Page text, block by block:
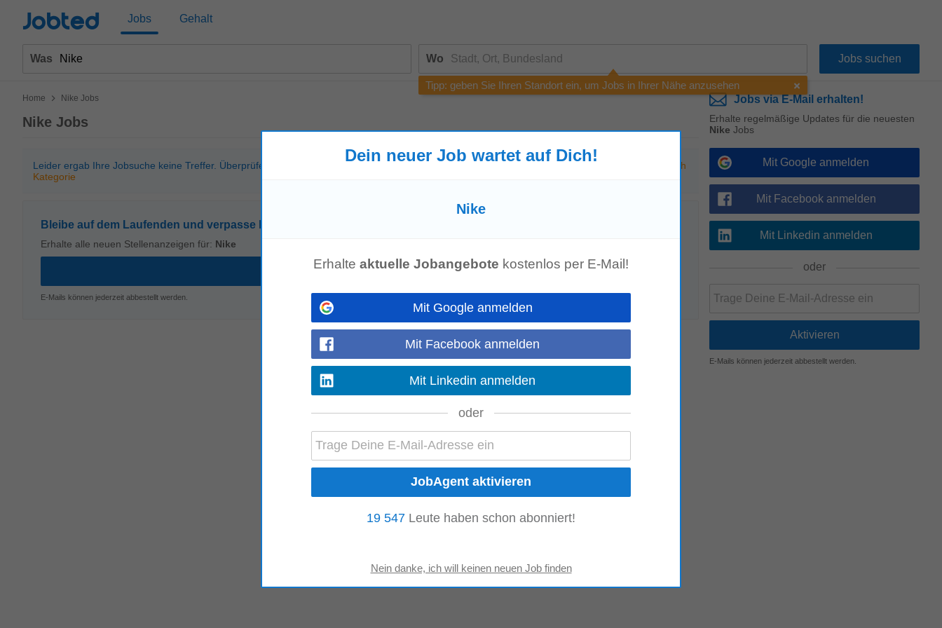
Jobted Jobs Gehalt
Was Wo
Tipp: geben Sie Ihren Standort ein, um Jobs in Ihrer Nähe anzusehen
Home > Nike Jobs
Nike Jobs
Leider ergab Ihre Jobsuche keine Treffer. Überprüfen Sie bitte die Rechtschreibung, versuchen Sie eine andere Suchanfrage oder
suchen Sie nach
Kategorie
Bleibe auf dem Laufenden und verpasse kein Stellenangebot mehr!
Erhalte alle neuen Stellenanzeigen für: Nike
E-Mails können jederzeit abbestellt werden.
Jobs via E-Mail erhalten!
Erhalte regelmäßige Updates für die neuesten
Nike Jobs
Mit Google anmelden
Mit Facebook anmelden
Mit Linkedin anmelden
oder
E-Mails können jederzeit abbestellt werden.
Dein neuer Job wartet auf Dich!
Nike
Erhalte aktuelle Jobangebote kostenlos per E-Mail!
Mit Google anmelden
Mit Facebook anmelden
Mit Linkedin anmelden
oder
19 547 Leute haben schon abonniert!